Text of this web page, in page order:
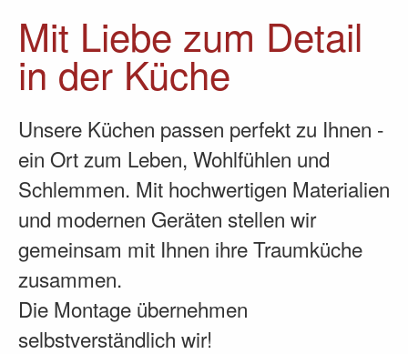
Mit Liebe zum Detail
in der Küche
Unsere Küchen passen perfekt zu Ihnen -
ein Ort zum Leben, Wohlfühlen und
Schlemmen. Mit hochwertigen Materialien
und modernen Geräten stellen wir
gemeinsam mit Ihnen ihre Traumküche
zusammen.
Die Montage übernehmen
selbstverständlich wir!